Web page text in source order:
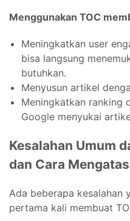
Menggunakan TOC
Meningkatkan user
bisa langsung
butuhkan.
Menyusun artikel
Meningkatkan ranking
Google menyukai
Kesalahan Umum
dan Cara
Ada beberapa kesalahan
pertama kali membuat